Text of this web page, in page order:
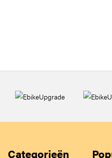
Categorieën